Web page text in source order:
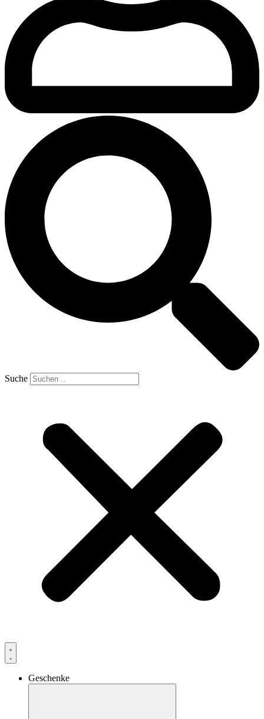
Suche
Geschenke